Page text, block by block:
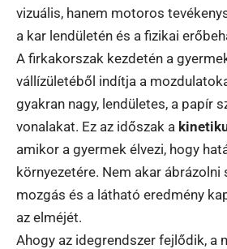
vizuális, hanem motoros
a kar lendületén és a fizikai
A firkakorszak kezdetén a
vállízületéből indítja a
gyakran nagy, lendületes, a papír
vonalakat. Ez az időszak a
amikor a gyermek élvezi, hogy
környezetére. Nem akar ábrázolni
mozgás és a látható eredmény
az elméjét.
Ahogy az idegrendszer fejlődik, a